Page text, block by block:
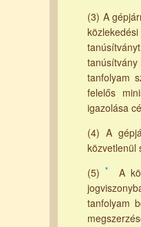
(3) A
tanfolyam
felelős
igazolása
(4) A
közvetlenül
(5) *
A
tanfolyam